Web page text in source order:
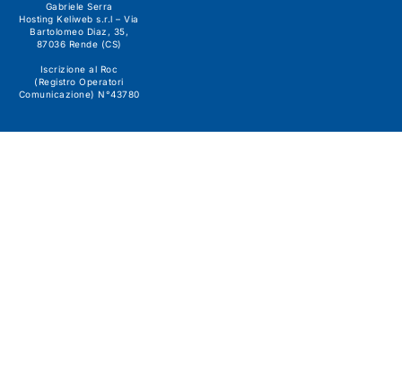
Gabriele Serra
Hosting Keliweb s.r.l – Via
Bartolomeo Diaz, 35,
87036 Rende (CS)
Iscrizione al Roc
(Registro Operatori
Comunicazione) N°43780